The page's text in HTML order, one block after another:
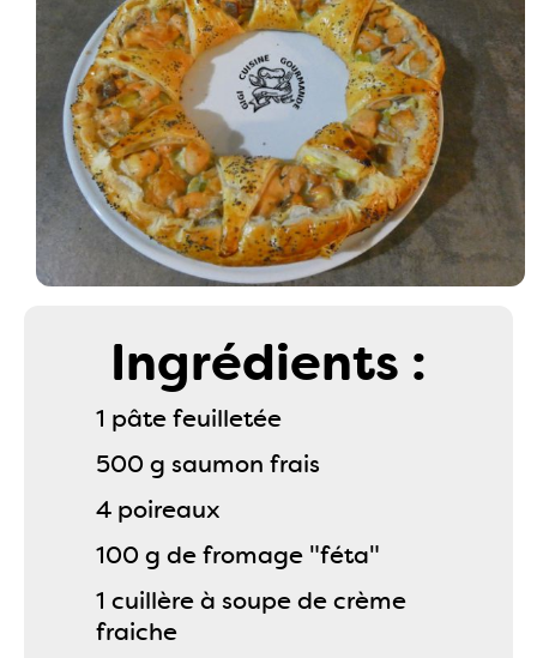
Ingrédients :
1 pâte feuilletée
500 g saumon frais
4 poireaux
100 g de fromage "féta"
1 cuillère à soupe de crème
fraiche